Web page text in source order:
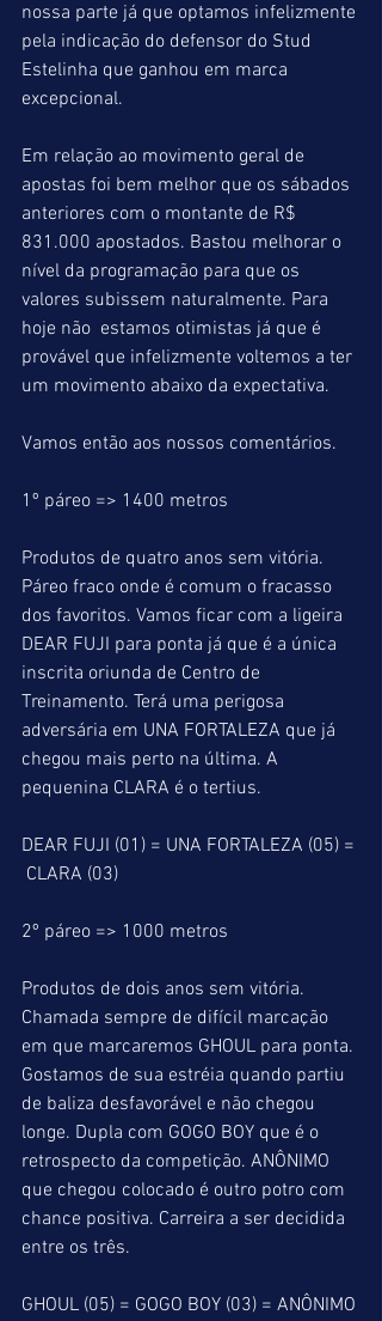
nossa parte já que optamos infelizmente
pela indicação do defensor do Stud
Estelinha que ganhou em marca
excepcional.
Em relação ao movimento geral de
apostas foi bem melhor que os sábados
anteriores com o montante de R$
831.000 apostados. Bastou melhorar o
nível da programação para que os
valores subissem naturalmente. Para
hoje não  estamos otimistas já que é
provável que infelizmente voltemos a ter
um movimento abaixo da expectativa.
Vamos então aos nossos comentários.
1º páreo => 1400 metros
Produtos de quatro anos sem vitória.
Páreo fraco onde é comum o fracasso
dos favoritos. Vamos ficar com a ligeira
DEAR FUJI para ponta já que é a única
inscrita oriunda de Centro de
Treinamento. Terá uma perigosa
adversária em UNA FORTALEZA que já
chegou mais perto na última. A
pequenina CLARA é o tertius.
DEAR FUJI (01) = UNA FORTALEZA (05) =
CLARA (03)
2º páreo => 1000 metros
Produtos de dois anos sem vitória.
Chamada sempre de difícil marcação
em que marcaremos GHOUL para ponta.
Gostamos de sua estréia quando partiu
de baliza desfavorável e não chegou
longe. Dupla com GOGO BOY que é o
retrospecto da competição. ANÔNIMO
que chegou colocado é outro potro com
chance positiva. Carreira a ser decidida
entre os três.
GHOUL (05) = GOGO BOY (03) = ANÔNIMO